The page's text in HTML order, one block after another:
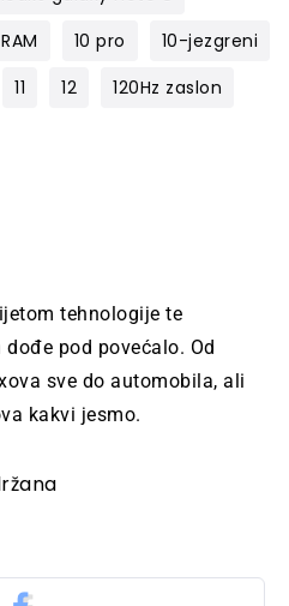
10 pro
10-jezgreni
11 12
120Hz zaslon
tehnologije te
pod povećalo. Od
sve do automobila, ali
kakvi jesmo.